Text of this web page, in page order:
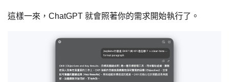
這樣一來，ChatGPT 就會照著你的需求開始執行了。